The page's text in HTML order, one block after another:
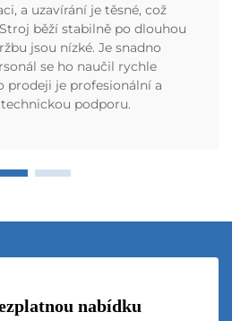
a uzavírání je těsné, což
běží stabilně po dlouhou
jsou nízké. Je snadno
se ho naučil rychle
prodeji je profesionální a
podporu.
nabídku